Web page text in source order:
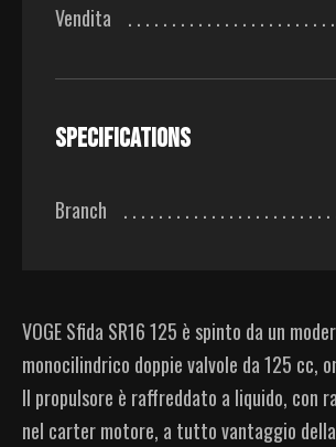
Vendita
Specifications
Branch
VOGE Sfida SR16 125 è spinto da un
monocilindrico doppie valvole da 125 cc,
Il propulsore è raffreddato a liquido, con
nel carter motore, a tutto vantaggio